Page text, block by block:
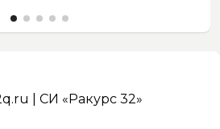
| СИ «Ракурс 32»